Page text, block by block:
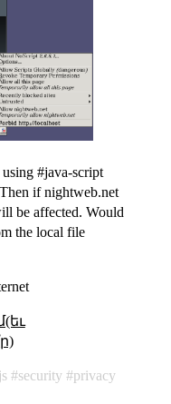
#java-script
if nightweb.net
be affected. Would
the local file
security
privacy